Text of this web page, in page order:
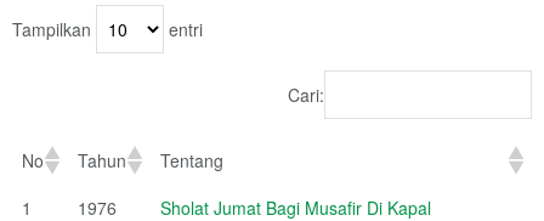
Tampilkan entri
Cari:
No Tahun
Tentang
No
Tahun Tentang
1 1976
Sholat Jumat Bagi Musafir Di Kapal